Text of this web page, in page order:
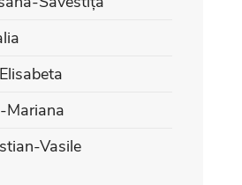
Mariana
Vasile